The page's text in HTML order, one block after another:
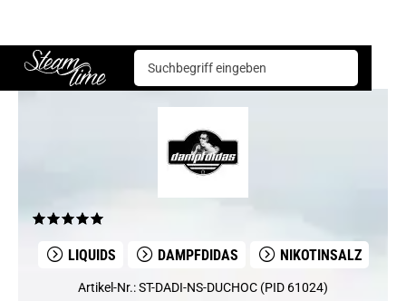
Steam time
Liquids Dampfdidas Dampfdidas Delicious Deluxe Dubai Schokolade NicSalt Liquid
LIQUIDS DAMPFDIDAS NIKOTINSALZ
Artikel-Nr.: ST-DADI-NS-DUCHOC (PID 61024)